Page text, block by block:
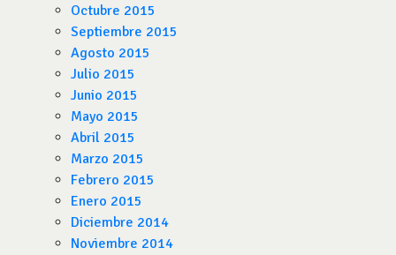
Octubre 2015
Septiembre 2015
Agosto 2015
Julio 2015
Junio 2015
Mayo 2015
Abril 2015
Marzo 2015
Febrero 2015
Enero 2015
Diciembre 2014
Noviembre 2014